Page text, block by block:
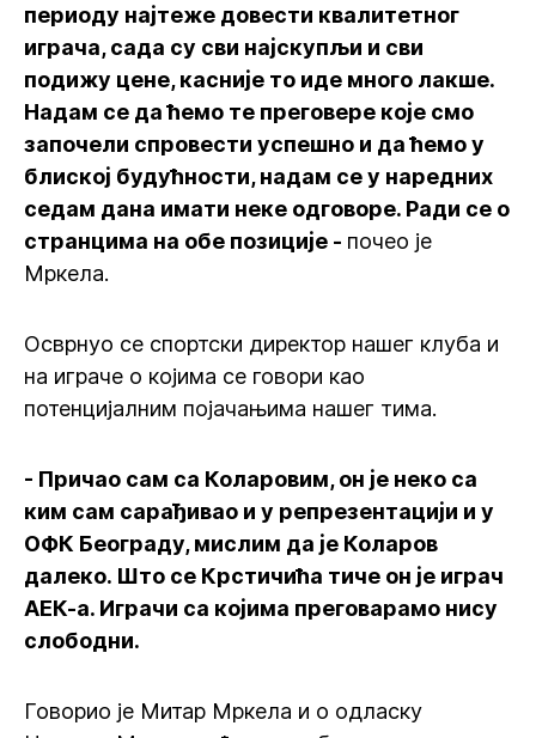
периоду најтеже довести квалитетног
играча, сада су сви најскупљи и сви
подижу цене, касније то иде много лакше.
Надам се да ћемо те преговере које смо
започели спровести успешно и да ћемо у
блиској будућности, надам се у наредних
седам дана имати неке одговоре. Ради се о
странцима на обе позиције - почео је
Мркела.
Осврнуо се спортски директор нашег клуба и
на играче о којима се говори као
потенцијалним појачањима нашег тима.
- Причао сам са Коларовим, он је неко са
ким сам сарађивао и у репрезентацији и у
ОФК Београду, мислим да је Коларов
далеко. Што се Крстичића тиче он је играч
АЕК-а. Играчи са којима преговарамо нису
слободни.
Говорио је Митар Мркела и о одласку